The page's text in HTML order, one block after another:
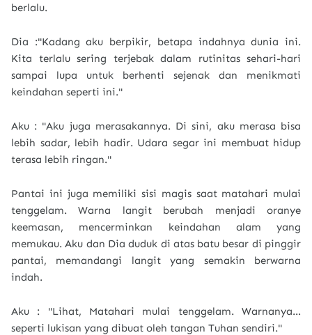
berlalu.
Dia :"Kadang aku berpikir, betapa indahnya dunia ini.
Kita terlalu sering terjebak dalam rutinitas sehari-hari
sampai lupa untuk berhenti sejenak dan menikmati
keindahan seperti ini."
Aku : "Aku juga merasakannya. Di sini, aku merasa bisa
lebih sadar, lebih hadir. Udara segar ini membuat hidup
terasa lebih ringan."
Pantai ini juga memiliki sisi magis saat matahari mulai
tenggelam. Warna langit berubah menjadi oranye
keemasan, mencerminkan keindahan alam yang
memukau. Aku dan Dia duduk di atas batu besar di pinggir
pantai, memandangi langit yang semakin berwarna
indah.
Aku : "Lihat, Matahari mulai tenggelam. Warnanya…
seperti lukisan yang dibuat oleh tangan Tuhan sendiri."